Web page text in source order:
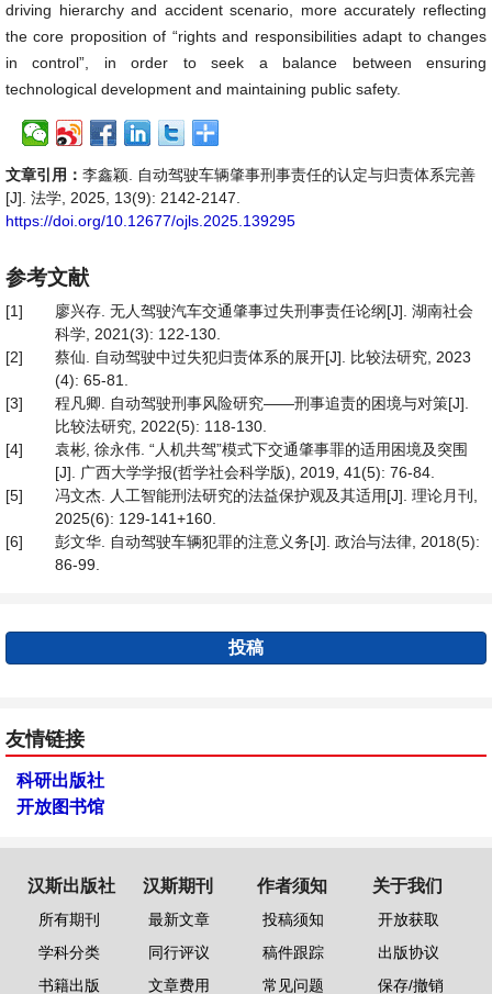
driving hierarchy and accident scenario, more accurately reflecting
the core proposition of “rights and responsibilities adapt to changes
in control”, in order to seek a balance between ensuring
technological development and maintaining public safety.
文章引用： 李鑫颖. 自动驾驶车辆肇事刑事责任的认定与归责体系完善
[J]. 法学, 2025, 13(9): 2142-2147.
https://doi.org/10.12677/ojls.2025.139295
参考文献
[1]
廖兴存. 无人驾驶汽车交通肇事过失刑事责任论纲[J]. 湖南社会
科学, 2021(3): 122-130.
[2]
蔡仙. 自动驾驶中过失犯归责体系的展开[J]. 比较法研究, 2023
(4): 65-81.
[3]
程凡卿. 自动驾驶刑事风险研究——刑事追责的困境与对策[J].
比较法研究, 2022(5): 118-130.
[4]
袁彬, 徐永伟. “人机共驾”模式下交通肇事罪的适用困境及突围
[J]. 广西大学学报(哲学社会科学版), 2019, 41(5): 76-84.
[5]
冯文杰. 人工智能刑法研究的法益保护观及其适用[J]. 理论月刊,
2025(6): 129-141+160.
[6]
彭文华. 自动驾驶车辆犯罪的注意义务[J]. 政治与法律, 2018(5):
86-99.
投稿
友情链接
科研出版社
开放图书馆
汉斯出版社
所有期刊
学科分类
书籍出版
汉斯期刊
最新文章
同行评议
文章费用
作者须知
投稿须知
稿件跟踪
常见问题
关于我们
开放获取
出版协议
保存/撤销